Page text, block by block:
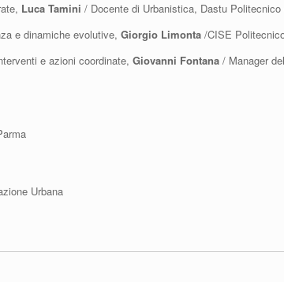
Luca Tamini / Docente di Urbanistica, Dastu Politecnico
e dinamiche evolutive, Giorgio Limonta /CISE
e azioni coordinate, Giovanni Fontana / Manager
Urbana